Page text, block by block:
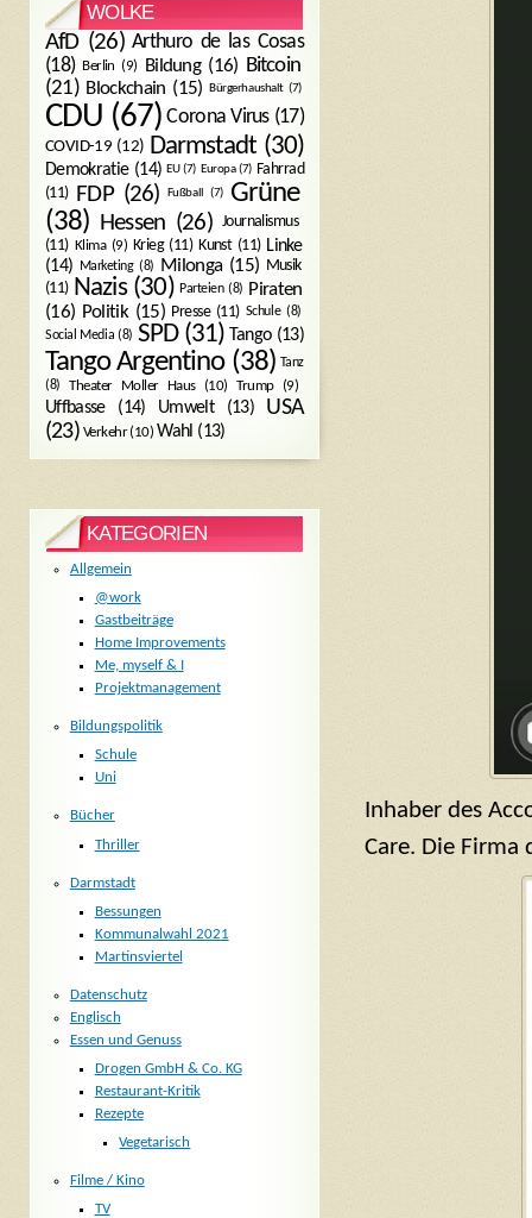
Inhaber des
Care. Die Firma
WOLKE
AfD(26) Arthuro de las Cosas
(18) Berlin (9) Bildung(16) Bitcoin
(21) Blockchain (15) Bürgerhaushalt (7)
CDU (67) Corona Virus(17)
COVID-19 (12) Darmstadt (30)
Demokratie(14) EU(7) Europa(7) Fahrrad
(11)
FDP(26) Fußball (7)
Grüne
(38) Hessen (26) Journalismus
(11) Klima(9) Krieg(11) Kunst(11) Linke
(14) Marketing(8) Milonga(15) Musik
(11) Nazis(30) Parteien(8) Piraten
(16) Politik(15) Presse(11) Schule(8)
Social Media (8) SPD(31) Tango(13)
Tango Argentino(38) Tanz
(8)
Theater Moller Haus(10) Trump(9)
Uffbasse(14) Umwelt(13)
USA
(23) Verkehr(10) Wahl (13)
KATEGORIEN
Allgemein
@work
Gastbeiträge
Home Improvements
Me, myself & I
Projektmanagement
Bildungspolitik
Schule
Uni
Bücher
Thriller
Darmstadt
Bessungen
Kommunalwahl 2021
Martinsviertel
Datenschutz
Englisch
Essen und Genuss
Drogen GmbH & Co. KG
Restaurant-Kritik
Rezepte
Vegetarisch
Filme / Kino
TV